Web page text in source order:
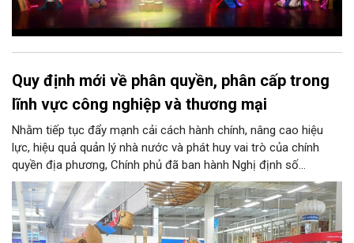
Quy định mới về phân quyền, phân cấp trong
lĩnh vực công nghiệp và thương mại
Nhằm tiếp tục đẩy mạnh cải cách hành chính, nâng cao hiệu
lực, hiệu quả quản lý nhà nước và phát huy vai trò của chính
quyền địa phương, Chính phủ đã ban hành Nghị định số
146/2025/NĐ-CP ngày 12/6/2025 quy định về phân quyền, phân
cấp trong lĩnh vực công nghiệp và thương mại. Trong đó, lĩnh
vực bảo vệ quyền lợi người tiêu dùng có nhiều nội dung quan
trọng được phân cấp cho địa phương, góp phần đưa hoạt động